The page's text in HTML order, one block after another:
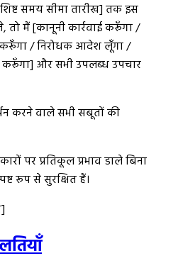
समय सीमा तारीख] तक इस
तो मैं [कानूनी कार्रवाई करूँगा /
करूँगा / निरोधक आदेश लूँगा /
करूँगा] और सभी उपलब्ध उपचार
करने वाले सभी सबूतों की
पर प्रतिकूल प्रभाव डाले बिना
रूप से सुरक्षित हैं।